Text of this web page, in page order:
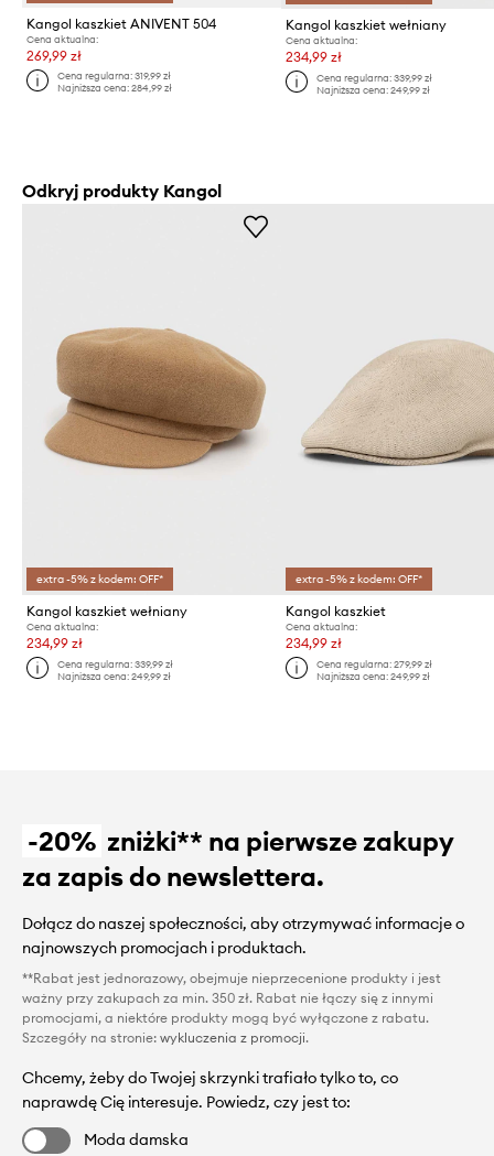
Kangol kaszkiet ANIVENT 504
Cena aktualna:
269,99 zł
Cena regularna:319,99 zł
Najniższa cena:284,99 zł
Kangol kaszkiet wełniany
Cena aktualna:
234,99 zł
Cena regularna: 339,99 zł
Najniższa cena: 249,99 zł
Odkryj produkty Kangol
extra -5% z kodem: OFF*
Kangol kaszkiet wełniany
Cena aktualna:
234,99 zł
Cena regularna:339,99 zł
Najniższa cena:249,99 zł
extra -5% z kodem: OFF*
Kangol kaszkiet
Cena aktualna:
234,99 zł
Cena regularna: 279,99 zł
Najniższa cena: 249,99 zł
-20% zniżki** na pierwsze zakupy
za zapis do newslettera.
Dołącz do naszej społeczności, aby otrzymywać informacje o
najnowszych promocjach i produktach.
**Rabat jest jednorazowy, obejmuje nieprzecenione produkty i jest
ważny przy zakupach za min. 350 zł. Rabat nie łączy się z innymi
promocjami, a niektóre produkty mogą być wyłączone z rabatu.
Szczegóły na stronie: wykluczenia z promocji.
Chcemy, żeby do Twojej skrzynki trafiało tylko to, co
naprawdę Cię interesuje. Powiedz, czy jest to:
Moda damska